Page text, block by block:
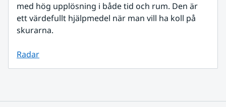
med hög upplösning i både tid och rum. Den är
ett värdefullt hjälpmedel när man vill ha koll på
skurarna.
Radar